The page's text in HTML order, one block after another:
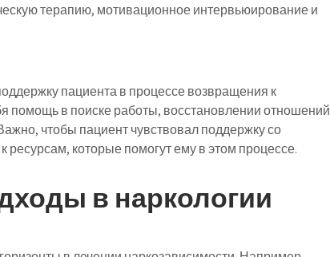
терапию, мотивационное интервьюирование и
пациента в процессе возвращения к
помощь в поиске работы, восстановлении отношений
чтобы пациент чувствовал поддержку со
ресурсам, которые помогут ему в этом процессе.
в наркологии